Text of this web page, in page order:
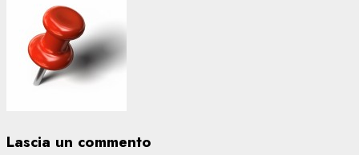
Lascia un commento